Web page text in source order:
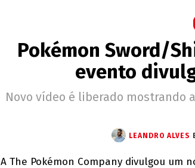
Pokémon Sword/
evento
Novo vídeo é liberado mostrando
LEANDRO ALVES
A The Pokémon Company divulgou um